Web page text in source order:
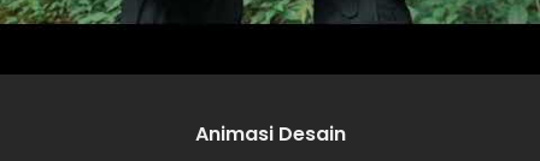
Animasi Desain